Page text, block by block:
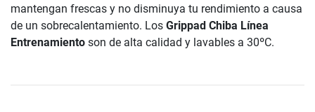
mantengan frescas y no disminuya tu rendimiento a causa
de un sobrecalentamiento. Los Grippad Chiba Línea
Entrenamiento son de alta calidad y lavables a 30ºC.